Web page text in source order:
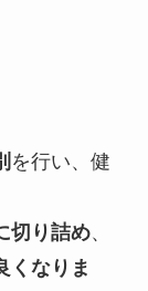
を行い、健
切り詰め、
くなりま